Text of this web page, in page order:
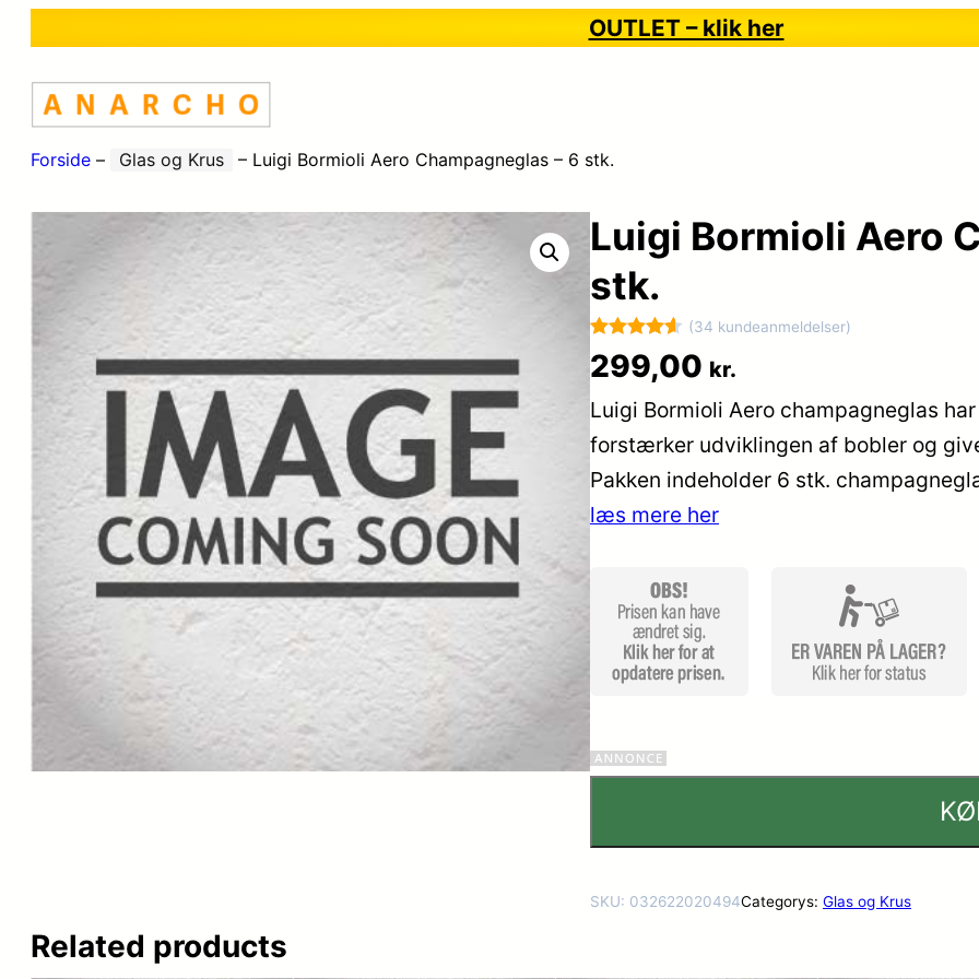
OUTLET – klik her
Forside – Glas og Krus – Luigi Bormioli Aero Champagneglas – 6 stk.
Luigi Bormioli Aero
stk.
Bedømt
som4.6
ud af 5
baseret på
34
mmelser
(34 kundeanmeldelser)
299,00 kr.
Luigi Bormioli Aero champagneglas
forstærker udviklingen af bobler og
Pakken indeholder 6 stk.
læs mere her
SKU: 032622020494Categorys: Glas og Krus
Related products